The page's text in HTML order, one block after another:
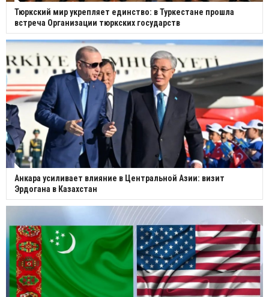
Тюркский мир укрепляет единство: в Туркестане прошла
встреча Организации тюркских государств
Анкара усиливает влияние в Центральной Азии: визит
Эрдогана в Казахстан